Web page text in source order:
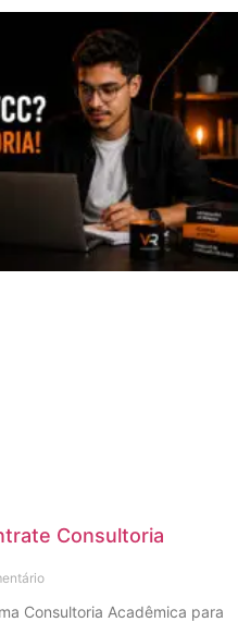
Consultoria
Consultoria Acadêmica para